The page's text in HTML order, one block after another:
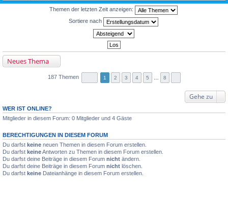
Themen der letzten Zeit anzeigen:
Sortiere nach
Neues Thema
187 Themen 1 2 3 4 5 8
Gehe zu
WER IST ONLINE?
Mitglieder in diesem Forum: 0 Mitglieder und 4 Gäste
BERECHTIGUNGEN IN DIESEM FORUM
Du darfst keine neuen Themen in diesem Forum erstellen.
Du darfst keineAntworten zu Themen in diesem Forum erstellen.
Du darfst deine Beiträge in diesem Forum nicht ändern.
Du darfst deine Beiträge in diesem Forum nicht löschen.
Du darfst keine Dateianhänge in diesem Forum erstellen.